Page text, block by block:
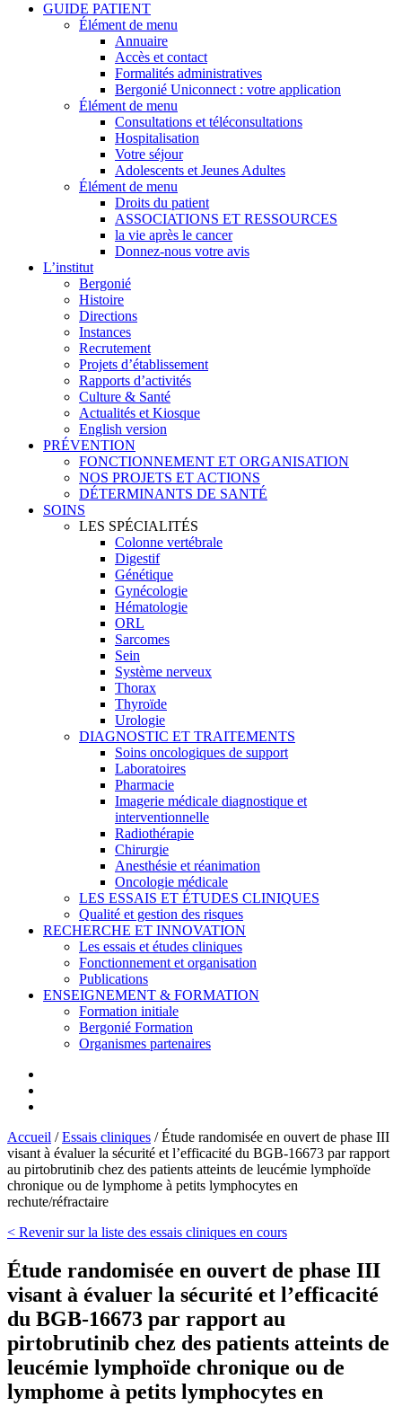
GUIDE PATIENT
Élément de menu
Annuaire
Accès et contact
Formalités administratives
Bergonié Uniconnect : votre application
Élément de menu
Consultations et téléconsultations
Hospitalisation
Votre séjour
Adolescents et Jeunes Adultes
Élément de menu
Droits du patient
ASSOCIATIONS ET RESSOURCES
la vie après le cancer
Donnez-nous votre avis
L’institut
Bergonié
Histoire
Directions
Instances
Recrutement
Projets d’établissement
Rapports d’activités
Culture & Santé
Actualités et Kiosque
English version
PRÉVENTION
FONCTIONNEMENT ET ORGANISATION
NOS PROJETS ET ACTIONS
DÉTERMINANTS DE SANTÉ
SOINS
LES SPÉCIALITÉS
Colonne vertébrale
Digestif
Génétique
Gynécologie
Hématologie
ORL
Sarcomes
Sein
Système nerveux
Thorax
Thyroïde
Urologie
DIAGNOSTIC ET TRAITEMENTS
Soins oncologiques de support
Laboratoires
Pharmacie
Imagerie médicale diagnostique et
interventionnelle
Radiothérapie
Chirurgie
Anesthésie et réanimation
Oncologie médicale
LES ESSAIS ET ÉTUDES CLINIQUES
Qualité et gestion des risques
RECHERCHE ET INNOVATION
Les essais et études cliniques
Fonctionnement et organisation
Publications
ENSEIGNEMENT & FORMATION
Formation initiale
Bergonié Formation
Organismes partenaires
Accueil /Essais cliniques /Étude randomisée en ouvert de phase III
visant à évaluer la sécurité et l’efficacité du BGB-16673 par rapport
au pirtobrutinib chez des patients atteints de leucémie lymphoïde
chronique ou de lymphome à petits lymphocytes en
rechute/réfractaire
< Revenir sur la liste des essais cliniques en cours
Étude randomisée en ouvert de phase III
visant à évaluer la sécurité et l’efficacité
du BGB-16673 par rapport au
pirtobrutinib chez des patients atteints de
leucémie lymphoïde chronique ou de
lymphome à petits lymphocytes en